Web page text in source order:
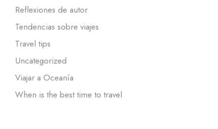
Reflexiones de autor
Tendencias sobre viajes
Travel tips
Uncategorized
Viajar a Oceanía
When is the best time to travel